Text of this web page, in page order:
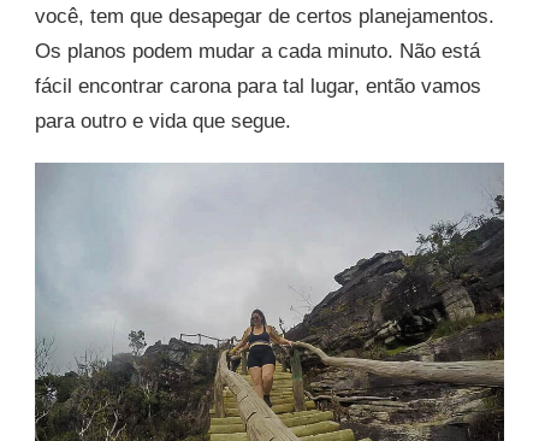
você, tem que desapegar de certos planejamentos.
Os planos podem mudar a cada minuto. Não está
fácil encontrar carona para tal lugar, então vamos
para outro e vida que segue.